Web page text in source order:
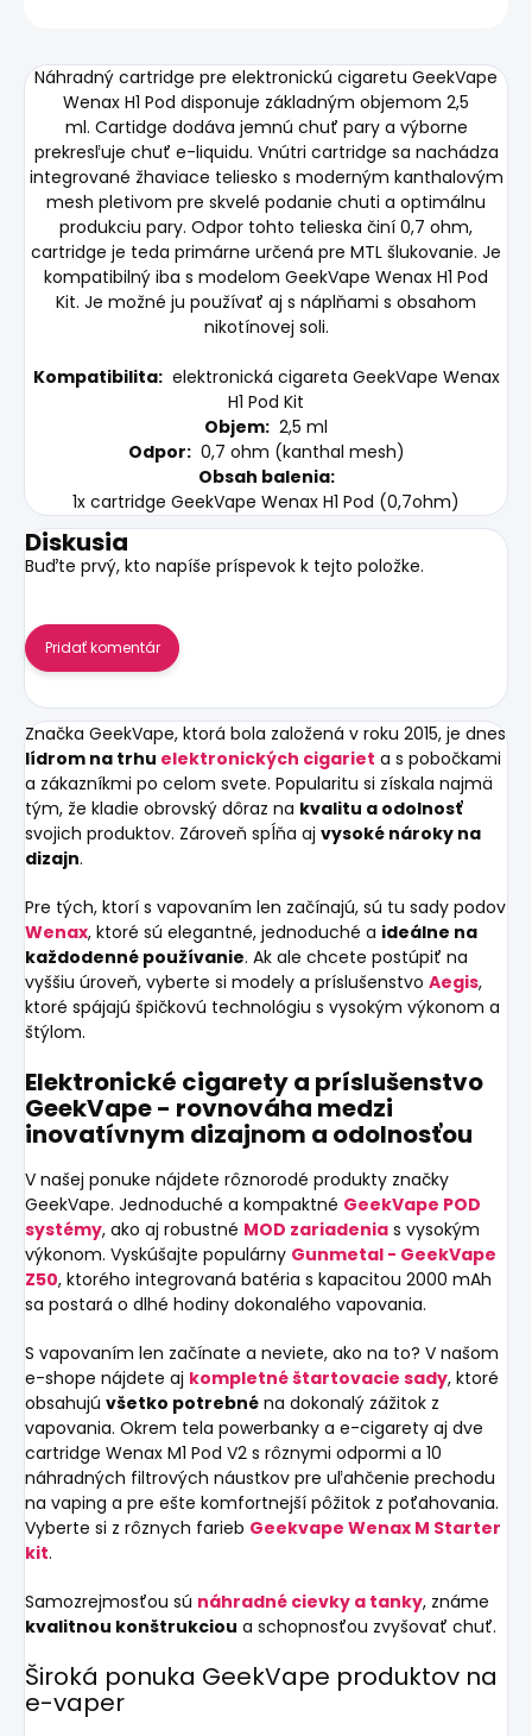
Náhradný cartridge pre elektronickú cigaretu GeekVape
Wenax H1 Pod disponuje základným objemom 2,5
ml. Cartidge dodáva jemnú chuť pary a výborne
prekresľuje chuť e-liquidu. Vnútri cartridge sa nachádza
integrované žhaviace teliesko s moderným kanthalovým
mesh pletivom pre skvelé podanie chuti a optimálnu
produkciu pary. Odpor tohto telieska činí 0,7 ohm,
cartridge je teda primárne určená pre MTL šlukovanie. Je
kompatibilný iba s modelom GeekVape Wenax H1 Pod
Kit. Je možné ju používať aj s náplňami s obsahom
nikotínovej soli.
Kompatibilita: elektronická cigareta GeekVape Wenax
H1 Pod Kit
Objem: 2,5 ml
Odpor: 0,7 ohm (kanthal mesh)
Obsah balenia:
1x cartridge GeekVape Wenax H1 Pod (0,7ohm)
Diskusia
Buďte prvý, kto napíše príspevok k tejto položke.
Pridať komentár
Značka GeekVape, ktorá bola založená v roku 2015, je dnes
lídrom na trhu elektronických cigariet a s pobočkami
a zákazníkmi po celom svete. Popularitu si získala najmä
tým, že kladie obrovský dôraz na kvalitu a odolnosť
svojich produktov. Zároveň spĺňa aj vysoké nároky na
dizajn.
Pre tých, ktorí s vapovaním len začínajú, sú tu sady podov
Wenax, ktoré sú elegantné, jednoduché a ideálne na
každodenné používanie. Ak ale chcete postúpiť na
vyššiu úroveň, vyberte si modely a príslušenstvo Aegis,
ktoré spájajú špičkovú technológiu s vysokým výkonom a
štýlom.
Elektronické cigarety a príslušenstvo
GeekVape - rovnováha medzi
inovatívnym dizajnom a odolnosťou
V našej ponuke nájdete rôznorodé produkty značky
GeekVape. Jednoduché a kompaktné GeekVape POD
systémy, ako aj robustné MOD zariadenia s vysokým
výkonom. Vyskúšajte populárny Gunmetal - GeekVape
Z50, ktorého integrovaná batéria s kapacitou 2000 mAh
sa postará o dlhé hodiny dokonalého vapovania.
S vapovaním len začínate a neviete, ako na to? V našom
e-shope nájdete aj kompletné štartovacie sady, ktoré
obsahujú všetko potrebné na dokonalý zážitok z
vapovania. Okrem tela powerbanky a e-cigarety aj dve
cartridge Wenax M1 Pod V2 s rôznymi odpormi a 10
náhradných filtrových náustkov pre uľahčenie prechodu
na vaping a pre ešte komfortnejší pôžitok z poťahovania.
Vyberte si z rôznych farieb Geekvape Wenax M Starter
kit.
Samozrejmosťou sú náhradné cievky a tanky, známe
kvalitnou konštrukciou a schopnosťou zvyšovať chuť.
Široká ponuka GeekVape produktov na
e-vaper